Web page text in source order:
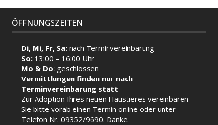
ÖFFNUNGSZEITEN
Di, Mi, Fr, Sa:nach Terminvereinbarung
So: 13:00 – 16:00 Uhr
Mo & Do: geschlossen
Vermittlungen finden nur nach
Terminvereinbarung statt
Zur Adoption Ihres neuen Haustieres vereinbaren
Sie bitte vorab einen Terminonline oder unter
Telefon Nr. 09352/9690. Danke.